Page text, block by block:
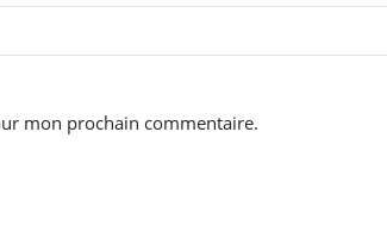
mon prochain commentaire.